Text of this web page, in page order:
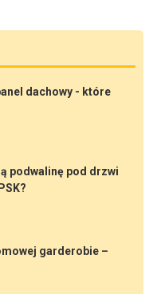
dachowy - które
podwalinę pod drzwi
garderobie –